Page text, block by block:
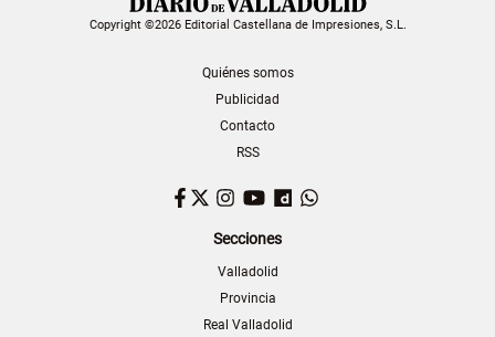
Copyright ©2026 Editorial Castellana de Impresiones, S.L.
Quiénes somos
Publicidad
Contacto
RSS
Facebook
TwitterInstagram
YouTubeDailymotion
Secciones
Valladolid
Provincia
Real Valladolid